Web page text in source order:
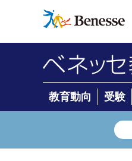
教育動向 受験